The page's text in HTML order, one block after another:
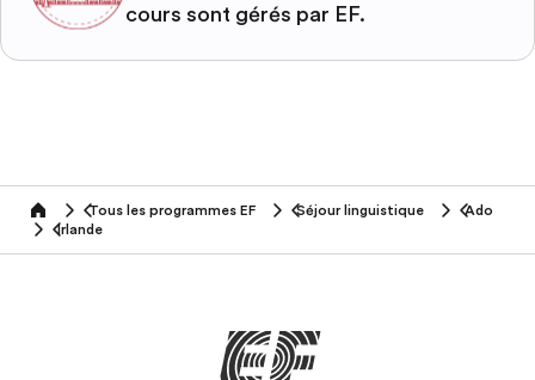
cours sont gérés par EF.
home Tous les programmes EF Séjour linguistique
Ado
Irlande